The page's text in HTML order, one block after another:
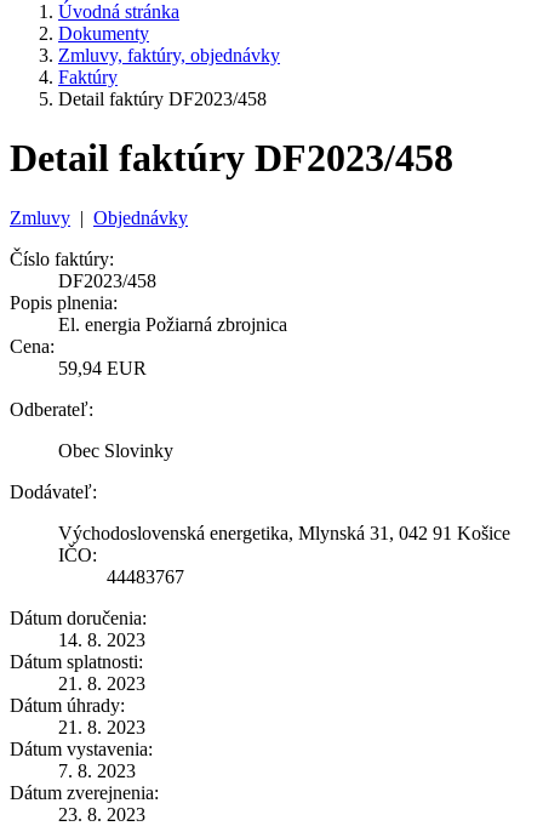
Úvodná stránka
Dokumenty
Zmluvy, faktúry, objednávky
Faktúry
Detail faktúry DF2023/458
Detail faktúry DF2023/458
Zmluvy | Objednávky
Číslo faktúry:
DF2023/458
Popis plnenia:
El. energia Požiarná zbrojnica
Cena:
59,94 EUR
Odberateľ:
Obec Slovinky
Dodávateľ:
Východoslovenská energetika, Mlynská 31, 042 91 Košice
IČO:
44483767
Dátum doručenia:
14. 8. 2023
Dátum splatnosti:
21. 8. 2023
Dátum úhrady:
21. 8. 2023
Dátum vystavenia:
7. 8. 2023
Dátum zverejnenia:
23. 8. 2023